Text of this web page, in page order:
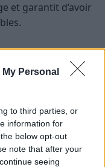
Personal
to third parties, or
information for
below opt-out
note that after your
seeing
et garantit d’avoir
pour les restes
les produits
sur les